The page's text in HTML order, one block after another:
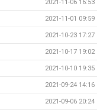
2021-11-06 16:53
2021-11-01 09:59
2021-10-23 17:27
2021-10-17 19:02
2021-10-10 19:35
2021-09-24 14:16
2021-09-06 20:24